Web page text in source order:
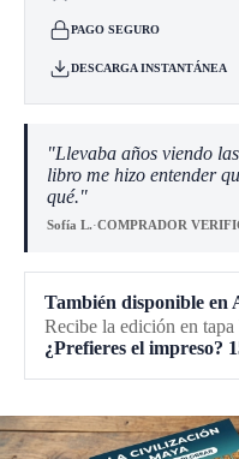
PAGO SEGURO
DESCARGA INSTANTÁNEA
"Llevaba años viendo
libro me hizo entender
qué."
Sofía L.·COMPRADOR
También disponible en
Recibe la edición en
¿Prefieres el impreso?